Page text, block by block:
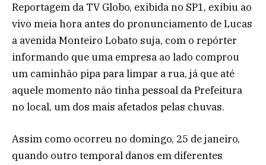
Reportagem da TV Globo, exibida no SP1, exibiu ao
vivo meia hora antes do pronunciamento de Lucas
a avenida Monteiro Lobato suja, com o repórter
informando que uma empresa ao lado comprou
um caminhão pipa para limpar a rua, já que até
aquele momento não tinha pessoal da Prefeitura
no local, um dos mais afetados pelas chuvas.
Assim como ocorreu no domingo, 25 de janeiro,
quando outro temporal danos em diferentes